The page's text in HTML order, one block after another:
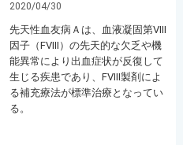
2020/04/30
先天性血友病Ａは、血液凝固第VIII
因子（FVIII）の先天的な欠乏や機
能異常により出血症状が反復して
生じる疾患であり、FVIII製剤によ
る補充療法が標準治療となってい
る。